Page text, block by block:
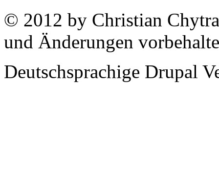
© 2012 by Christian
und Änderungen
Deutschsprachige Drupal